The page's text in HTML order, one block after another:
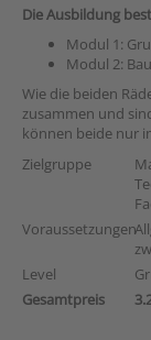
Die Ausbildung
Modul 1:
Modul 2:
Wie die beiden
zusammen und
können beide nur
Zielgruppe
Voraussetzungen
Level
Gesamtpreis